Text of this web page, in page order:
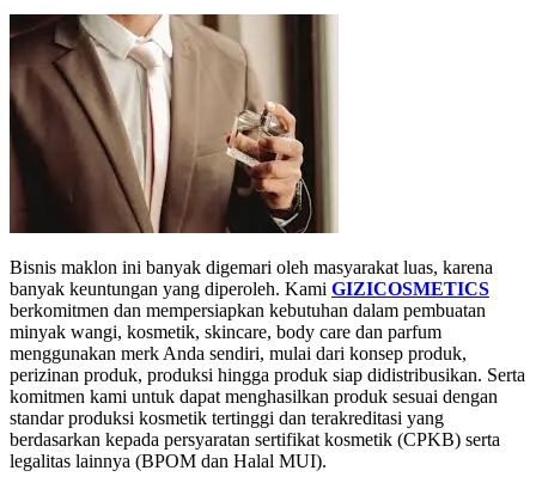
Bisnis maklon ini banyak digemari oleh masyarakat luas, karena
banyak keuntungan yang diperoleh. Kami GIZICOSMETICS
berkomitmen dan mempersiapkan kebutuhan dalam pembuatan
minyak wangi, kosmetik, skincare, body care dan parfum
menggunakan merk Anda sendiri, mulai dari konsep produk,
perizinan produk, produksi hingga produk siap didistribusikan. Serta
komitmen kami untuk dapat menghasilkan produk sesuai dengan
standar produksi kosmetik tertinggi dan terakreditasi yang
berdasarkan kepada persyaratan sertifikat kosmetik (CPKB) serta
legalitas lainnya (BPOM dan Halal MUI).